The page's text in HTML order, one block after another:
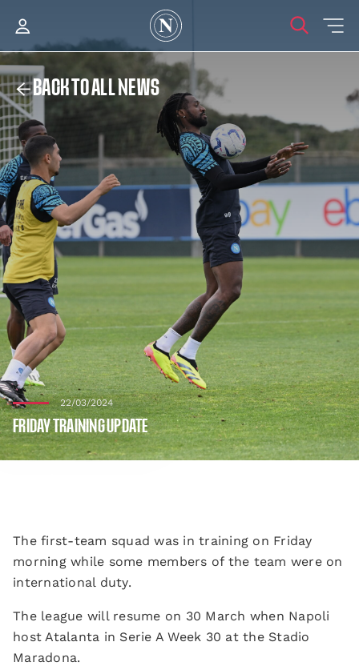
BACK TO ALL NEWS
22/03/2024
FRIDAY TRAINING UPDATE
The first-team squad was in training on Friday
morning while some members of the team were on
international duty.
The league will resume on 30 March when Napoli
host Atalanta in Serie A Week 30 at the Stadio
Maradona.